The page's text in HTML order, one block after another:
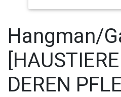
Hangman/
DEREN